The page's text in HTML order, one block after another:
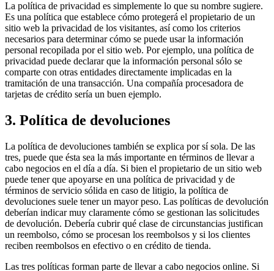
La política de privacidad es simplemente lo que su nombre sugiere.
Es una política que establece cómo protegerá el propietario de un
sitio web la privacidad de los visitantes, así como los criterios
necesarios para determinar cómo se puede usar la información
personal recopilada por el sitio web. Por ejemplo, una política de
privacidad puede declarar que la información personal sólo se
comparte con otras entidades directamente implicadas en la
tramitación de una transacción. Una compañía procesadora de
tarjetas de crédito sería un buen ejemplo.
3. Política de devoluciones
La política de devoluciones también se explica por sí sola. De las
tres, puede que ésta sea la más importante en términos de llevar a
cabo negocios en el día a día. Si bien el propietario de un sitio web
puede tener que apoyarse en una política de privacidad y de
términos de servicio sólida en caso de litigio, la política de
devoluciones suele tener un mayor peso. Las políticas de devolución
deberían indicar muy claramente cómo se gestionan las solicitudes
de devolución. Debería cubrir qué clase de circunstancias justifican
un reembolso, cómo se procesan los reembolsos y si los clientes
reciben reembolsos en efectivo o en crédito de tienda.
Las tres políticas forman parte de llevar a cabo negocios online. Si